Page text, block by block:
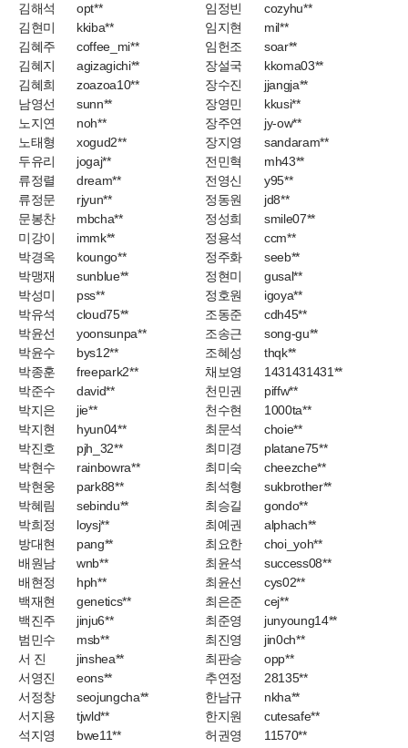
김해석
김현미
김혜주
김혜지
김혜희
남영선
노지연
노태형
두유리
류정렬
류정문
문봉찬
미강이
박경옥
박맹재
박성미
박유석
박윤선
박윤수
박종훈
박준수
박지은
박지현
박진호
박현수
박현웅
박혜림
박희정
방대현
배원남
배현정
백재현
백진주
범민수
서 진
서영진
서정창
서지용
석지영
opt**
kkiba**
coffee_mi**
agizagichi**
zoazoa10**
sunn**
noh**
xogud2**
jogaj**
dream**
rjyun**
mbcha**
immk**
koungo**
sunblue**
pss**
cloud75**
yoonsunpa**
bys12**
freepark2**
david**
jie**
hyun04**
pjh_32**
rainbowra**
park88**
sebindu**
loysj**
pang**
wnb**
hph**
genetics**
jinju6**
msb**
jinshea**
eons**
seojungcha**
tjwld**
bwe11**
임정빈
임지현
임헌조
장설국
장수진
장영민
장주연
장지영
전민혁
전영신
정동원
정성희
정용석
정주화
정현미
정호원
조동준
조송근
조혜성
채보영
천민권
천수현
최문석
최미경
최미숙
최석형
최승길
최예권
최요한
최윤석
최윤선
최은준
최준영
최진영
최판승
추연정
한남규
한지원
허권영
cozyhu**
mil**
soar**
kkoma03**
jjangja**
kkusi**
jy-ow**
sandaram**
mh43**
y95**
jd8**
smile07**
ccm**
seeb**
gusal**
igoya**
cdh45**
song-gu**
thqk**
1431431431**
piffw**
1000ta**
choie**
platane75**
cheezche**
sukbrother**
gondo**
alphach**
choi_yoh**
success08**
cys02**
cej**
junyoung14**
jin0ch**
opp**
28135**
nkha**
cutesafe**
11570**